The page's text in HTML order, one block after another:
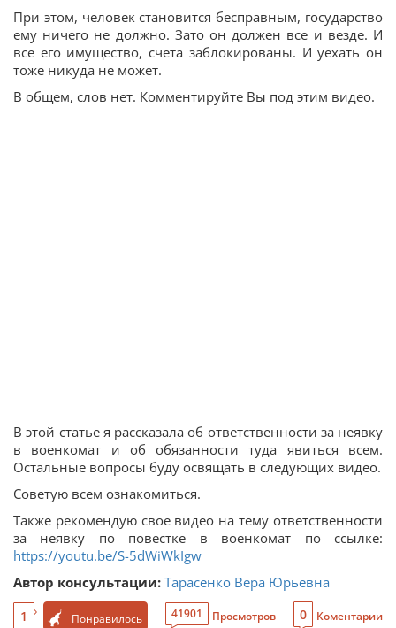
При этом, человек становится бесправным, государство
ему ничего не должно. Зато он должен все и везде. И
все его имущество, счета заблокированы. И уехать он
тоже никуда не может.
В общем, слов нет. Комментируйте Вы под этим видео.
В этой статье я рассказала об ответственности за неявку
в военкомат и об обязанности туда явиться всем.
Остальные вопросы буду освящать в следующих видео.
Советую всем ознакомиться.
Также рекомендую свое видео на тему ответственности
за неявку по повестке в военкомат по ссылке:
https://youtu.be/S-5dWiWkIgw
Автор консультации: Тарасенко Вера Юрьевна
1 Понравилось 41901 Просмотров 0 Коментарии